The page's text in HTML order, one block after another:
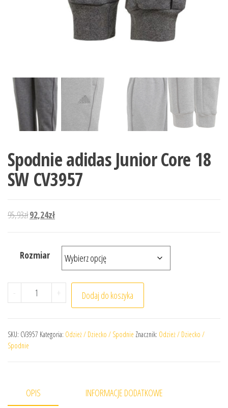
Spodnie adidas Junior Core 18
SW CV3957
95,93złPierwotna cena wynosiła: 95,93zł.
92,24złAktualna cena wynosi: 92,24zł.
Rozmiar
- ilość Spodnie adidas Junior Core 18 SW CV3957
+ Dodaj do koszyka
SKU: CV3957 Kategoria: Odzież / Dziecko / Spodnie Znacznik: Odzież / Dziecko /
Spodnie
OPIS INFORMACJE DODATKOWE